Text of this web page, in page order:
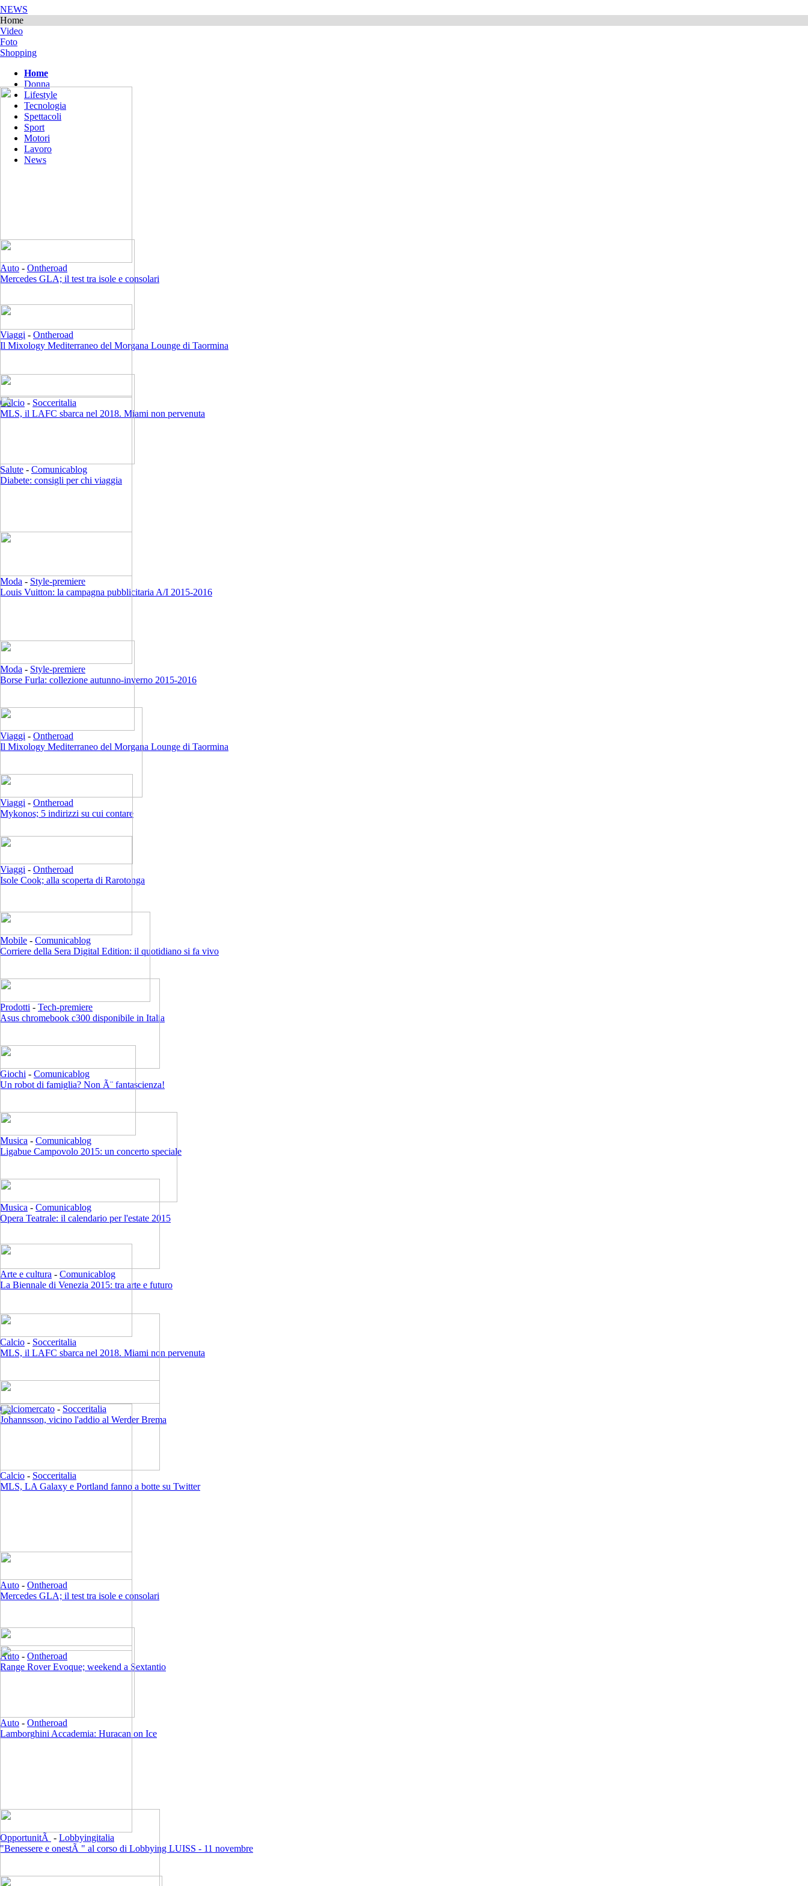
NEWS
Home
Video
Foto
Shopping
Home
Donna
Lifestyle
Tecnologia
Spettacoli
Sport
Motori
Lavoro
News
Auto - Ontheroad
Mercedes GLA; il test tra isole e consolari
Viaggi - Ontheroad
Il Mixology Mediterraneo del Morgana Lounge di Taormina
Calcio - Socceritalia
MLS, il LAFC sbarca nel 2018. Miami non pervenuta
Salute - Comunicablog
Diabete: consigli per chi viaggia
Moda - Style-premiere
Louis Vuitton: la campagna pubblicitaria A/I 2015-2016
Moda - Style-premiere
Borse Furla: collezione autunno-inverno 2015-2016
Viaggi - Ontheroad
Il Mixology Mediterraneo del Morgana Lounge di Taormina
Viaggi - Ontheroad
Mykonos; 5 indirizzi su cui contare
Viaggi - Ontheroad
Isole Cook; alla scoperta di Rarotonga
Mobile - Comunicablog
Corriere della Sera Digital Edition: il quotidiano si fa vivo
Prodotti - Tech-premiere
Asus chromebook c300 disponibile in Italia
Giochi - Comunicablog
Un robot di famiglia? Non Ã¨ fantascienza!
Musica - Comunicablog
Ligabue Campovolo 2015: un concerto speciale
Musica - Comunicablog
Opera Teatrale: il calendario per l'estate 2015
Arte e cultura - Comunicablog
La Biennale di Venezia 2015: tra arte e futuro
Calcio - Socceritalia
MLS, il LAFC sbarca nel 2018. Miami non pervenuta
Calciomercato - Socceritalia
Johannsson, vicino l'addio al Werder Brema
Calcio - Socceritalia
MLS, LA Galaxy e Portland fanno a botte su Twitter
Auto - Ontheroad
Mercedes GLA; il test tra isole e consolari
Auto - Ontheroad
Range Rover Evoque; weekend a Sextantio
Auto - Ontheroad
Lamborghini Accademia: Huracan on Ice
OpportunitÃ - Lobbyingitalia
"Benessere e onestÃ " al corso di Lobbying LUISS - 11 novembre